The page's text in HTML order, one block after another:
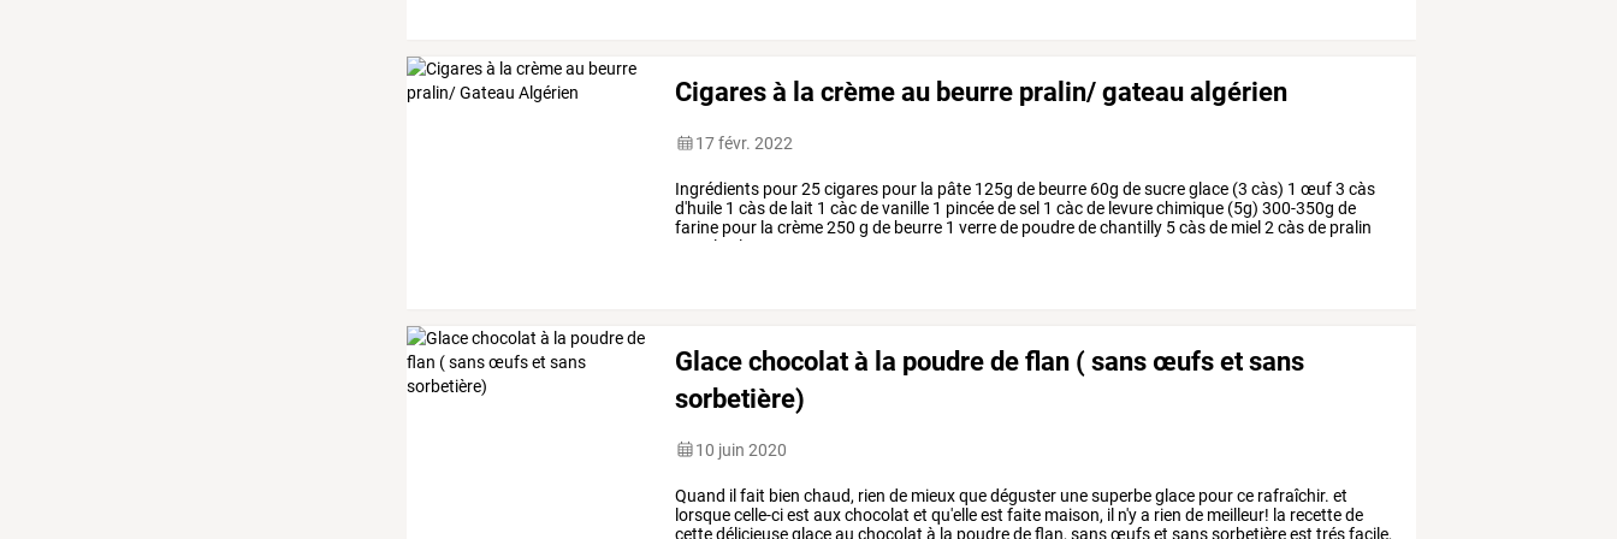
Cigares à la crème au beurre pralin/ gateau algérien
17 févr. 2022
Ingrédients pour25cigares pour la pâte 125g de beurre 60g desucreglace (3 càs) 1 œuf3 càs
d'huile 1 càsde lait 1 càcdevanille 1 pincéedesel 1 càcde levurechimique (5g) 300-350g de
farine pour la crème250 g de beurre 1 verrede poudredechantilly 5càsde miel 2 càsde pralin
le glaçage
Glace chocolat à la poudre de flan ( sans œufs et sans
sorbetière)
10 juin 2020
Quand il fait bien chaud, rien de mieuxquedéguster unesuperbeglace pource rafraîchir. et
lorsquecelle-ciest auxchocolat et qu'elleest faite maison, il n'ya rien de meilleur! la recettede
cettedélicieuseglaceau chocolat à la poudredeflan, sansœufset sanssorbetièreest trésfacile,